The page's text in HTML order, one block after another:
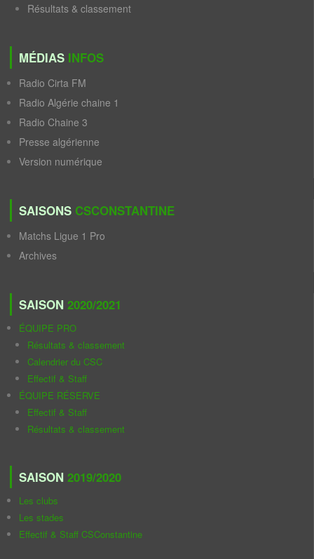
Résultats & classement
MÉDIAS INFOS
Radio Cirta FM
Radio Algérie chaine 1
Radio Chaine 3
Presse algérienne
Version numérique
SAISONS CSCONSTANTINE
Matchs Ligue 1 Pro
Archives
SAISON 2020/2021
ÉQUIPE PRO
Résultats & classement
Calendrier du CSC
Effectif & Staff
ÉQUIPE RÉSERVE
Effectif & Staff
Résultats & classement
SAISON 2019/2020
Les clubs
Les stades
Effectif & Staff CSConstantine